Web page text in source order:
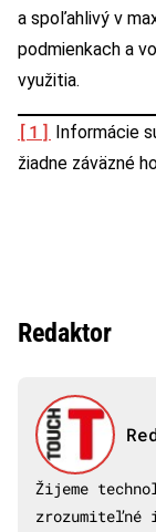
a spoľahlivý v
podmienkach a
využitia.
[1]
Informácie
žiadne záväzné
Redaktor
Žijeme
zrozumiteľné